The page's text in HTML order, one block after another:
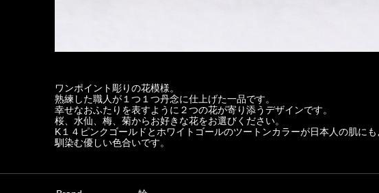
ワンポイント彫りの花模様。
熟練した職人が１つ１つ丹念に仕上げた一品です。
幸せなおふたりを表すように２つの花が寄り添うデザインです。
桜、水仙、梅、菊からお好きな花をお選びください。
K１４ピンクゴールドとホワイトゴールのツートンカラーが日本人の肌にも
馴染む優しい色合いです。